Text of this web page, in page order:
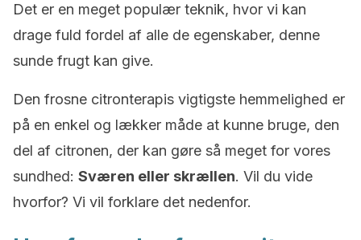
Det er en meget populær teknik, hvor vi kan
drage fuld fordel af alle de egenskaber, denne
sunde frugt kan give.
Den frosne citronterapis vigtigste hemmelighed er
på en enkel og lækker måde at kunne bruge, den
del af citronen, der kan gøre så meget for vores
sundhed: Sværen eller skrællen. Vil du vide
hvorfor? Vi vil forklare det nedenfor.